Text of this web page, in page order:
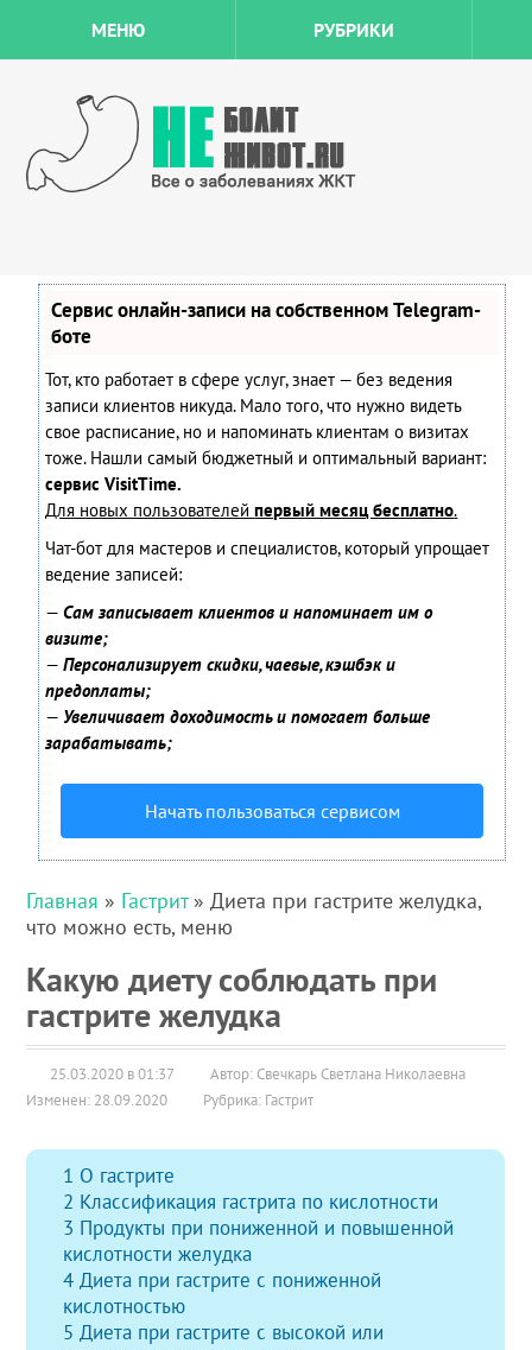
МЕНЮ РУБРИКИ
Сервис онлайн-записи на собственном Telegram-
боте
Тот, кто работает в сфере услуг, знает — без ведения
записи клиентов никуда. Мало того, что нужно видеть
свое расписание, но и напоминать клиентам о визитах
тоже. Нашли самый бюджетный и оптимальный вариант:
сервис VisitTime.
Для новых пользователейпервый месяц бесплатно.
Чат-бот для мастеров и специалистов, который упрощает
ведение записей:
—Сам записывает клиентов и напоминает им о
визите;
—Персонализирует скидки, чаевые, кэшбэк и
предоплаты;
— Увеличивает доходимость и помогает больше
зарабатывать;
Начать пользоваться сервисом
Главная » Гастрит» Диета при гастрите желудка,
что можно есть, меню
Какую диету соблюдать при
гастрите желудка
25.03.2020 в 01:37
Автор: Свечкарь Светлана Николаевна
Изменен: 28.09.2020
Рубрика: Гастрит
1 О гастрите
2 Классификация гастрита по кислотности
3 Продукты при пониженной и повышенной
кислотности желудка
4 Диета при гастрите с пониженной
кислотностью
5 Диета при гастрите с высокой или